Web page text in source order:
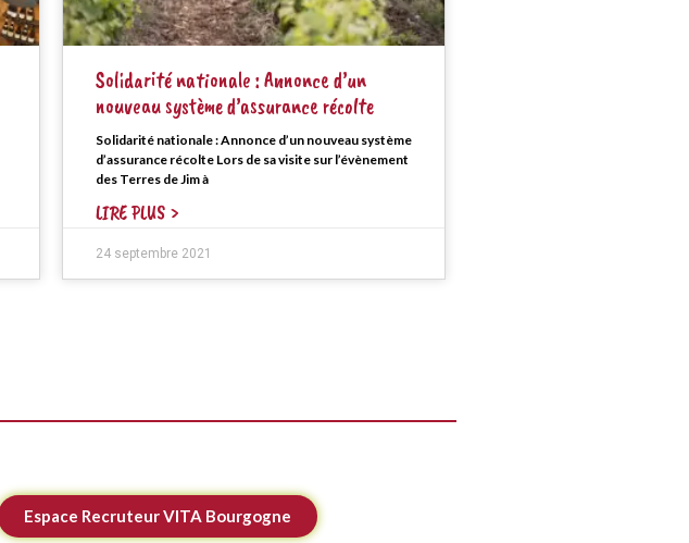
Solidarité nationale : Annonce d’un
nouveau système d’assurance récolte
Solidarité nationale : Annonce d’un nouveau système
d’assurance récolte Lors de sa visite sur l’évènement
des Terres de Jim à
LIRE PLUS >
24 septembre 2021
Espace Recruteur VITA Bourgogne